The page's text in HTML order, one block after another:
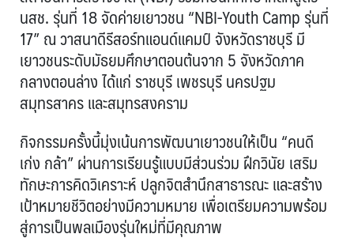
นสช. รุ่นที่ 18 จัดค่ายเยาวชน “NBI-Youth Camp รุ่นที่
17” ณ วาสนาดีรีสอร์ทแอนด์แคมป์ จังหวัดราชบุรี มี
เยาวชนระดับมัธยมศึกษาตอนต้นจาก 5 จังหวัดภาค
กลางตอนล่าง ได้แก่ ราชบุรี เพชรบุรี นครปฐม
สมุทรสาคร และสมุทรสงคราม
กิจกรรมครั้งนี้มุ่งเน้นการพัฒนาเยาวชนให้เป็น “คนดี
เก่ง กล้า” ผ่านการเรียนรู้แบบมีส่วนร่วม ฝึกวินัย เสริม
ทักษะการคิดวิเคราะห์ ปลูกจิตสำนึกสาธารณะ และสร้าง
เป้าหมายชีวิตอย่างมีความหมาย เพื่อเตรียมความพร้อม
สู่การเป็นพลเมืองรุ่นใหม่ที่มีคุณภาพ